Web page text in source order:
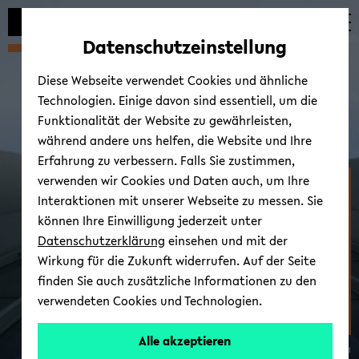
Automatische
vermeiden
zum
wechseln
zum
wechseln
zum
wechseln
Fakultät für
Erziehungswis­senschaft
© Uni­ver­si­tät Bie­le­feld
Datenschutzeinstellung
Diese Webseite verwendet Cookies und ähnliche
Technologien. Einige davon sind essentiell, um die
Funktionalität der Website zu gewährleisten,
während andere uns helfen, die Website und Ihre
Erfahrung zu verbessern. Falls Sie zustimmen,
verwenden wir Cookies und Daten auch, um Ihre
Interaktionen mit unserer Webseite zu messen. Sie
können Ihre Einwilligung jederzeit unter
Datenschutzerklärung einsehen und mit der
Wirkung für die Zukunft widerrufen. Auf der Seite
finden Sie auch zusätzliche Informationen zu den
verwendeten Cookies und Technologien.
Alle akzeptieren